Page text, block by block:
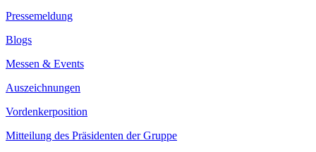
Pressemeldung
Blogs
Messen & Events
Auszeichnungen
Vordenkerposition
Mitteilung des Präsidenten der Gruppe